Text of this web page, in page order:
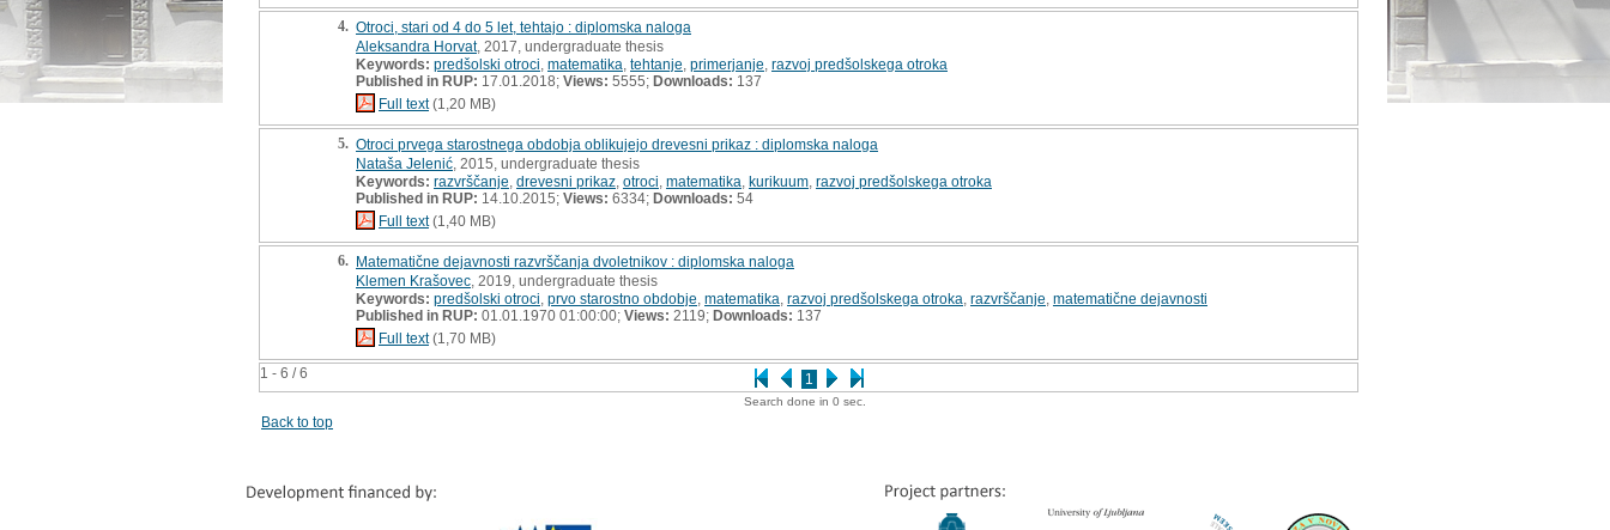
1 - 6 / 6 1
4. Otroci, stari od 4 do 5 let, tehtajo : diplomska naloga
Aleksandra Horvat, 2017, undergraduate thesis
Keywords: predšolski otroci matematika tehtanje primerjanje razvoj predšolskega otroka
Published in RUP: 17.01.2018; Views: 5555; Downloads: 137
Full text(1,20 MB)
5. Otroci prvega starostnega obdobja oblikujejo drevesni prikaz : diplomska naloga
Nataša Jelenić , 2015, undergraduate thesis
Keywords: razvrščanje drevesni prikaz otroci matematika kurikuum razvoj predšolskega otroka
Published in RUP: 14.10.2015; Views: 6334; Downloads: 54
Full text(1,40 MB)
6. Matematične dejavnosti razvrščanja dvoletnikov : diplomska naloga
Klemen Krašovec , 2019, undergraduate thesis
Keywords: predšolski otroci prvo starostno obdobje matematika razvoj predšolskega otroka razvrščanje matematične dejavnosti
Published in RUP: 01.01.1970 01:00:00; Views: 2119; Downloads: 137
Full text(1,70 MB)
Search done in 0 sec.
Back to top